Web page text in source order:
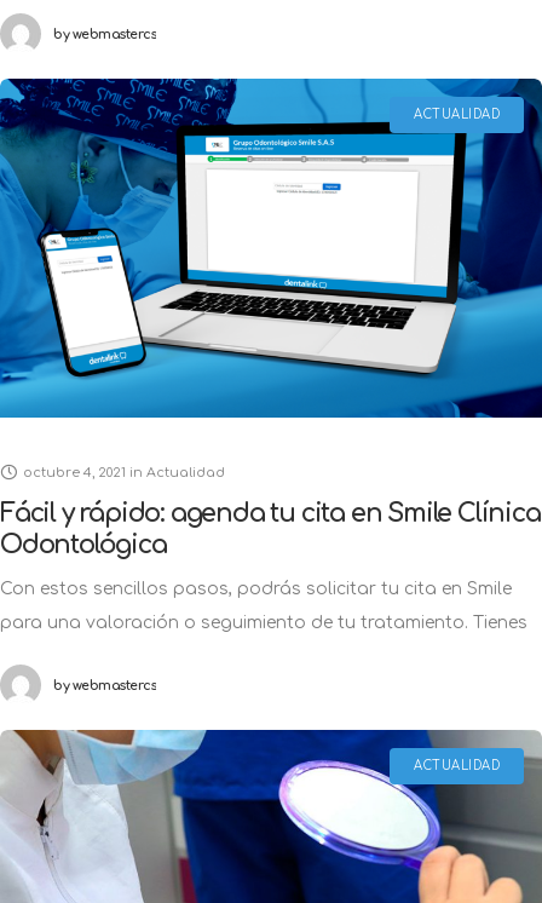
cualquier momento
bywebmastercs
ACTUALIDAD
octubre 4, 2021 in Actualidad
Fácil y rápido: agenda tu cita en Smile Clínica
Odontológica
Con estos sencillos pasos, podrás solicitar tu cita en Smile
para una valoración o seguimiento de tu tratamiento. Tienes
tratamiento, pero ¿No sabes
bywebmastercs
ACTUALIDAD